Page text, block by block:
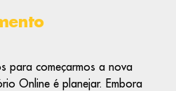
para começarmos a nova
Online é planejar. Embora